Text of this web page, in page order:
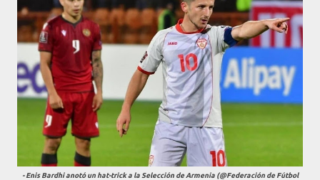
- Enis Bardhi anotó un hat-trick a la Selección de Armenia (@Federación de Fútbol